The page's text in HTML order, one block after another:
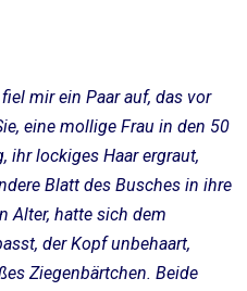
mir ein Paar auf, das vor
eine mollige Frau in den 50
ihr lockiges Haar ergraut,
Blatt des Busches in ihre
Alter, hatte sich dem
der Kopf unbehaart,
Ziegenbärtchen. Beide